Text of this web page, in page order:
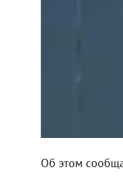
Об этом